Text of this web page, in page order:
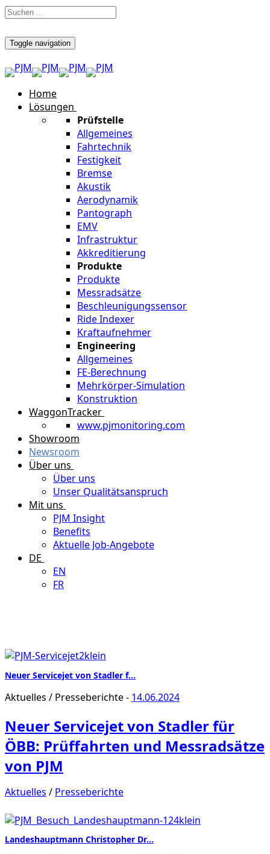
Toggle navigation
Home
Lösungen
Prüfstelle
Allgemeines
Fahrtechnik
Festigkeit
Bremse
Akustik
Aerodynamik
Pantograph
EMV
Infrastruktur
Akkreditierung
Produkte
Produkte
Messradsätze
Beschleunigungssensor
Ride Indexer
Kraftaufnehmer
Engineering
Allgemeines
FE-Berechnung
Mehrkörper-Simulation
Konstruktion
WaggonTracker
www.pjmonitoring.com
Showroom
Newsroom
Über uns
Über uns
Unser Qualitätsanspruch
Mit uns
PJM Insight
Benefits
Aktuelle Job-Angebote
DE
EN
FR
Neuer Servicejet von Stadler f…
Aktuelles / Presseberichte- 14.06.2024
Neuer Servicejet von Stadler für
ÖBB: Prüffahrten und Messradsätze
von PJM
Aktuelles / Presseberichte
Landeshauptmann Christopher Dr…